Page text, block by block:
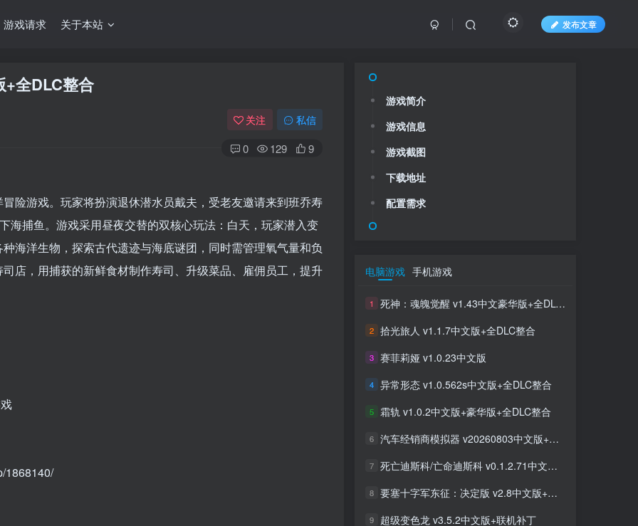
游戏请求 关于本站 发布文章
+全DLC整合
关注 私信
0 129 9
险游戏。玩家将扮演退休潜水员戴夫，受老友邀请来到班乔寿
海捕鱼。游戏采用昼夜交替的双核心玩法：白天，玩家潜入变
海洋生物，探索古代遗迹与海底谜团，同时需管理氧气量和负
店，用捕获的新鲜食材制作寿司、升级菜品、雇佣员工，提升
1868140/
游戏简介
游戏信息
游戏截图
下载地址
配置需求
电脑游戏 手机游戏
1 死神：魂魄觉醒 v1.43中文豪华版+全DLC整合
2 拾光旅人 v1.1.7中文版+全DLC整合
3 赛菲莉娅 v1.0.23中文版
4 异常形态 v1.0.562s中文版+全DLC整合
5 霜轨 v1.0.2中文版+豪华版+全DLC整合
6 汽车经销商模拟器 v20260803中文版+全DLC整合
7 死亡迪斯科/亡命迪斯科 v0.1.2.71中文版+全DLC整合
8 要塞十字军东征：决定版 v2.8中文版+全DLC整合
9 超级变色龙 v3.5.2中文版+联机补丁